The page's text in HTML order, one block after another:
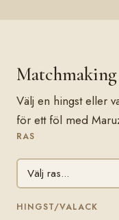
Matchmaking
Välj en hingst eller
för ett föl med
RAS
HINGST/VALACK